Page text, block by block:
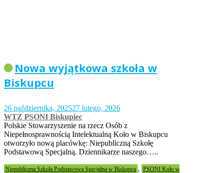
Nowa wyjątkowa szkoła w
Biskupcu
26 października, 202527 lutego, 2026
WTZ PSONI Biskupiec
Polskie Stowarzyszenie na rzecz Osób z
Niepełnosprawnością Intelektualną Koło w Biskupcu
otworzyło nową placówkę: Niepubliczną Szkołę
Podstawową Specjalną. Dziennikarze naszego…..
Niepubliczna Szkoła Podstawowa Specjalna w Biskupcu , PSONI Koło w